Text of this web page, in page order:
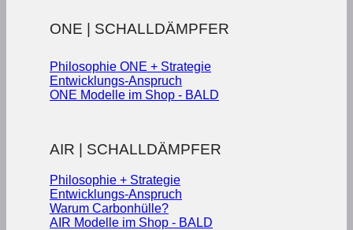
ONE | SCHALLDÄMPFER
Philosophie ONE + Strategie
Entwicklungs-Anspruch
ONE Modelle im Shop - BALD
AIR | SCHALLDÄMPFER
Philosophie + Strategie
Entwicklungs-Anspruch
Warum Carbonhülle?
AIR Modelle im Shop - BALD